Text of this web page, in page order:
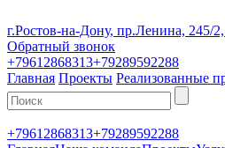
г.Ростов-на-Дону, пр.Ленина, 245/
Обратный звонок
+79612868313+79289592288
Главная Проекты Реализованные
+79612868313+79289592288